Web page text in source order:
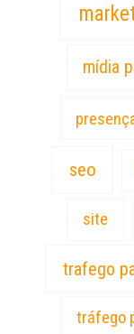
mídia
seo
site
trafego
tráfego